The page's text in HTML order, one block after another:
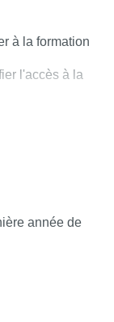
un
de
à la formation
l'accès à la
année de